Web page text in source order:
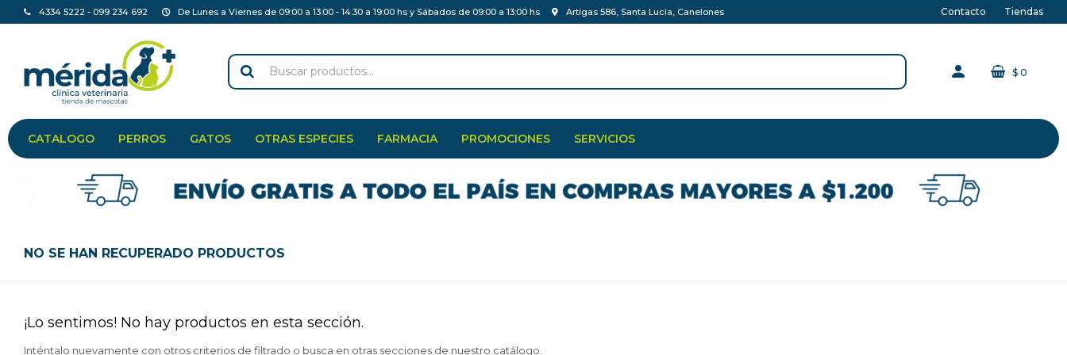
CATALOGO PERROS GATOS OTRAS ESPECIES FARMACIA PROMOCIONES SERVICIOS
$ 0
4334 5222 - 099 234 692 De Lunes a Viernes de 09:00 a 13:00 - 14:30 a 19:00 hs y Sábados de 09:00 a 13:00 hs Artigas 586, Santa Lucia, Canelones Contacto Tiendas
NO SE HAN RECUPERADO PRODUCTOS
¡Lo sentimos! No hay productos en esta sección.
Inténtalo nuevamente con otros criterios de filtrado o busca en otras secciones de nuestro catálogo.